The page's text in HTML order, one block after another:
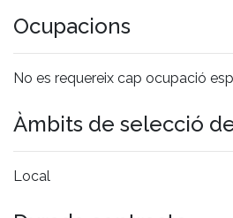
Ocupacions
No es requereix cap ocupació
Àmbits de selecció
Local